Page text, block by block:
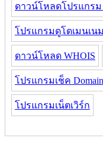
ดาวน์โหลดโปรแกรม
โปรแกรมดูโดเมนเนม
ดาวน์โหลด WHOIS
โปรแกรมเช็ค
โปรแกรมเน็ตเวิร์ก